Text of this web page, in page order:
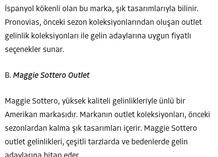
İspanyol kökenli olan bu marka, şık tasarımlarıyla bilinir.
Pronovias, önceki sezon koleksiyonlarından oluşan outlet
gelinlik koleksiyonları ile gelin adaylarına uygun fiyatlı
seçenekler sunar.
B. Maggie Sottero Outlet
Maggie Sottero, yüksek kaliteli gelinlikleriyle ünlü bir
Amerikan markasıdır. Markanın outlet koleksiyonları, önceki
sezonlardan kalma şık tasarımları içerir. Maggie Sottero
outlet gelinlikleri, çeşitli tarzlarda ve bedenlerde gelin